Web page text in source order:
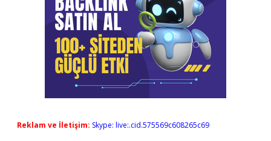
Reklam ve İletişim: Skype: live:.cid.575569c608265c69